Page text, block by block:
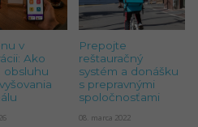
v
Ako
obsluhu
Prepojte
reštauračný
systém a donášku
s prepravnými
spoločnosťami
08. marca 2022